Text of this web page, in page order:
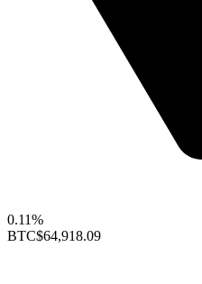
0.11%
BTC$64,918.09